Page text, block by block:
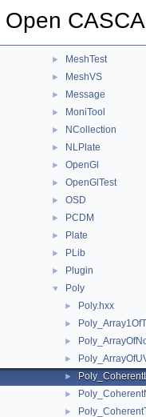
Open math
► MeshTest
► MeshVS
► Message
► MoniTool
► NCollection
► NLPlate
► OpenGl
► OpenGlTest
► OSD
► PCDM
► Plate
► PLib
► Plugin
▼ Poly
► Poly.hxx
►
►
►
►
►
►